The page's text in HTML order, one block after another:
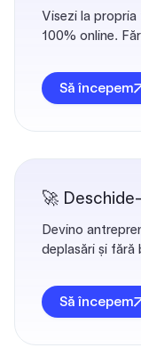
Visezi la
100% online.
Să începem
🚀
Devino
deplasări și fără
Să începem